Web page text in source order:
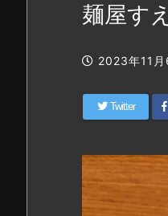
麺屋す
2023年11月
Twitter